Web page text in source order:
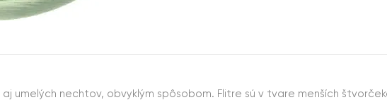
umelých nechtov, obvyklým spôsobom. Flitre sú v tvare menších